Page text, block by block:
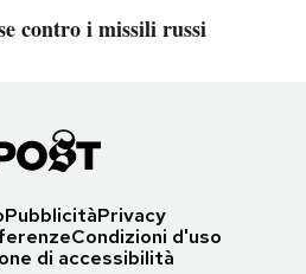
contro i missili russi
PubblicitàPrivacy
Condizioni d'uso
di accessibilità